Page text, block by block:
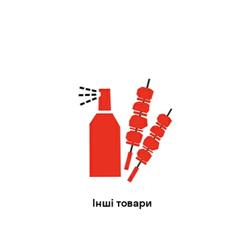
Інші товари